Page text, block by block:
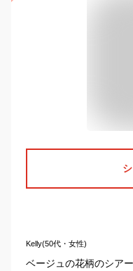
Kelly(50代・女性)
ベージュの花柄のシア